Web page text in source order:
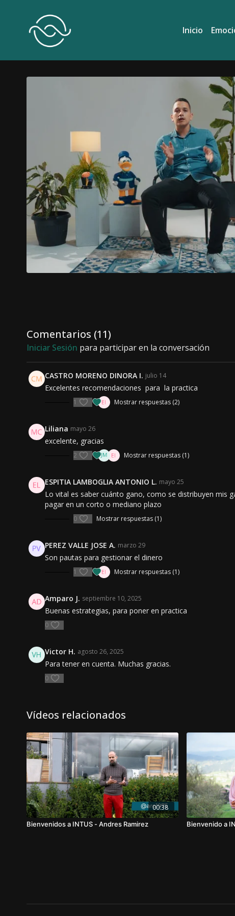
Inicio
Comentarios (11)
Iniciar Sesión para participar en la conversación
CASTRO MORENO DINORA I. julio 14
Excelentes recomendaciones para la practica
1 Mostrar respuestas (2)
Liliana mayo 26
excelente, gracias
2 Mostrar respuestas (1)
ESPITIA LAMBOGLIA ANTONIO L. mayo 25
Lo vital es saber cuánto gano, como se distribuyen mis
pagar en un corto o mediano plazo
0 Mostrar respuestas (1)
PEREZ VALLE JOSE A. marzo 29
Son pautas para gestionar el dinero
1 Mostrar respuestas (1)
Amparo J. septiembre 10, 2025
Buenas estrategias, para poner en practica
0
Victor H. agosto 26, 2025
Para tener en cuenta. Muchas gracias.
0
Vídeos relacionados
00:38
Bienvenidos a INTUS - Andres Ramirez Bienvenido a